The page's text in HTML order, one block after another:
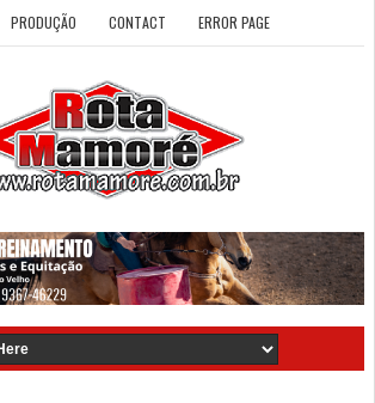
PRODUÇÃO CONTACT ERROR PAGE